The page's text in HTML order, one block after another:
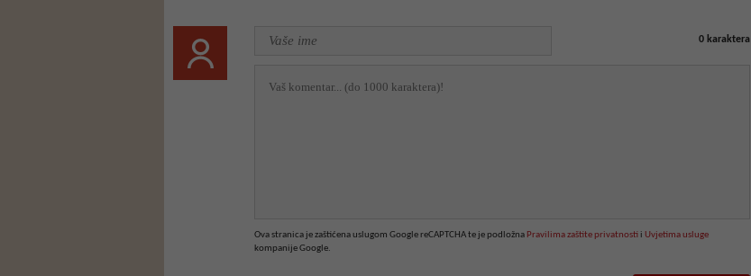
0karaktera
Ova stranica je zaštićena uslugom Google reCAPTCHA te je podložna Pravilima zaštite privatnostii Uvjetima usluge
kompanije Google.